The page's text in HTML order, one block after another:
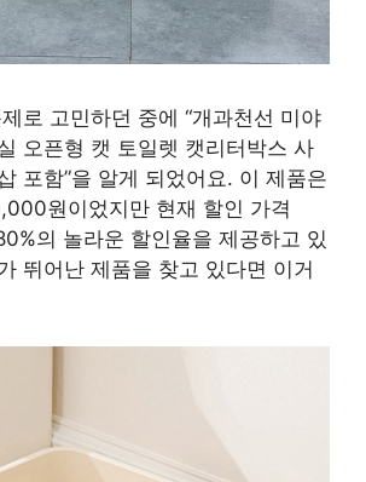
로 고민하던 중에 “개과천선 미야
오픈형 캣 토일렛 캣리터박스 사
포함”을 알게 되었어요. 이 제품은
원이었지만 현재 할인 가격
의 놀라운 할인율을 제공하고 있
뛰어난 제품을 찾고 있다면 이거